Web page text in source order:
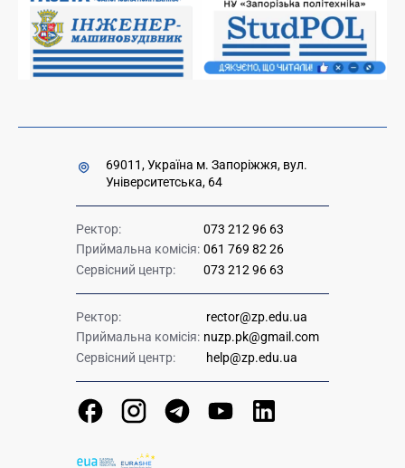
Міністерство освіти і науки України
Урядова "гаряча лінія" 1545
69011, Україна м. Запоріжжя, вул.
Університетська, 64
Ректор:
073 212 96 63
Приймальна комісія: 061 769 82 26
Сервісний центр:
073 212 96 63
Ректор:
rector@zp.edu.ua
Приймальна комісія: nuzp.pk@gmail.com
Сервісний центр:
help@zp.edu.ua